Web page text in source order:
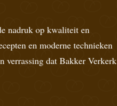
nadruk op kwaliteit en
en moderne technieken
verrassing dat Bakker Verkerk